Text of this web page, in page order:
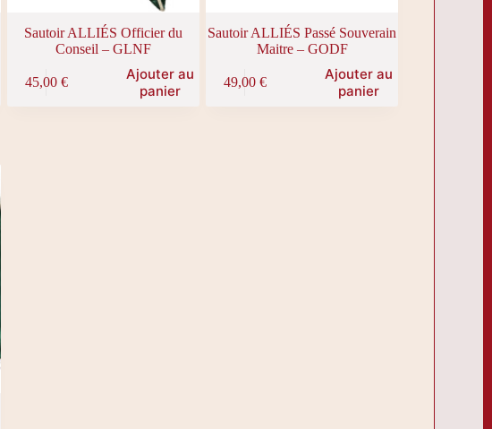
Sautoir ALLIÉS Officier du
Conseil – GLNF
45,00 €
Ajouter au
panier
Sautoir ALLIÉS Passé Souverain
Maitre – GODF
49,00 €
Ajouter au
panier